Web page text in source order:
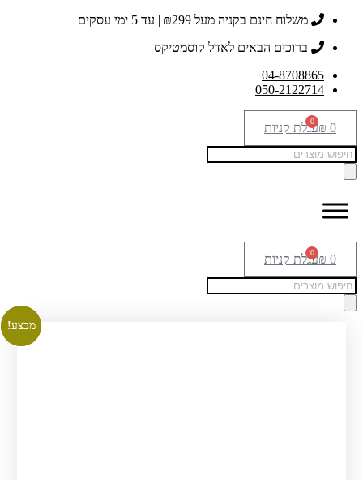
משלוח חינם בקניה מעל ₪299 | עד 5 ימי עסקים
ברוכים הבאים לאדל קוסמטיקס
04-8708865
050-2122714
₪ 0
0
עגלת קניות
Products
search
₪ 0
0
עגלת קניות
Products
search
מבצע!
מבצע!